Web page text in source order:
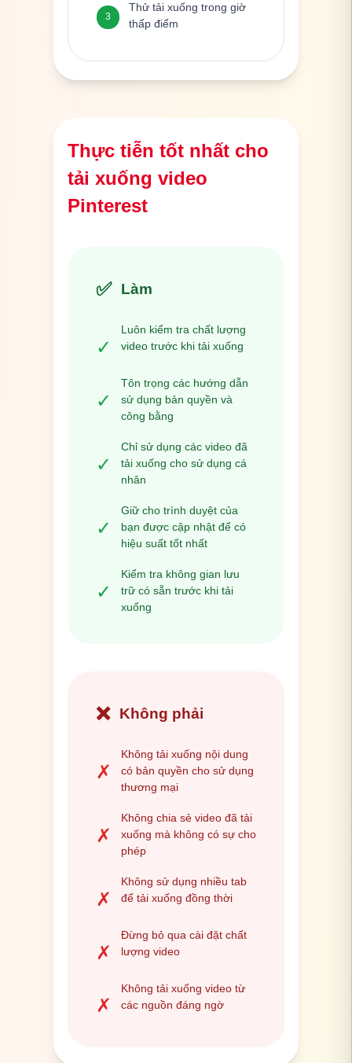
3
Thử tải xuống trong giờ
thấp điểm
Thực tiễn tốt nhất cho
tải xuống video
Pinterest
✅ Làm
✓
Luôn kiểm tra chất lượng
video trước khi tải xuống
✓
Tôn trọng các hướng dẫn
sử dụng bản quyền và
công bằng
✓
Chỉ sử dụng các video đã
tải xuống cho sử dụng cá
nhân
✓
Giữ cho trình duyệt của
bạn được cập nhật để có
hiệu suất tốt nhất
✓
Kiểm tra không gian lưu
trữ có sẵn trước khi tải
xuống
❌ Không phải
✗
Không tải xuống nội dung
có bản quyền cho sử dụng
thương mại
✗
Không chia sẻ video đã tải
xuống mà không có sự cho
phép
✗
Không sử dụng nhiều tab
để tải xuống đồng thời
✗
Đừng bỏ qua cài đặt chất
lượng video
✗
Không tải xuống video từ
các nguồn đáng ngờ